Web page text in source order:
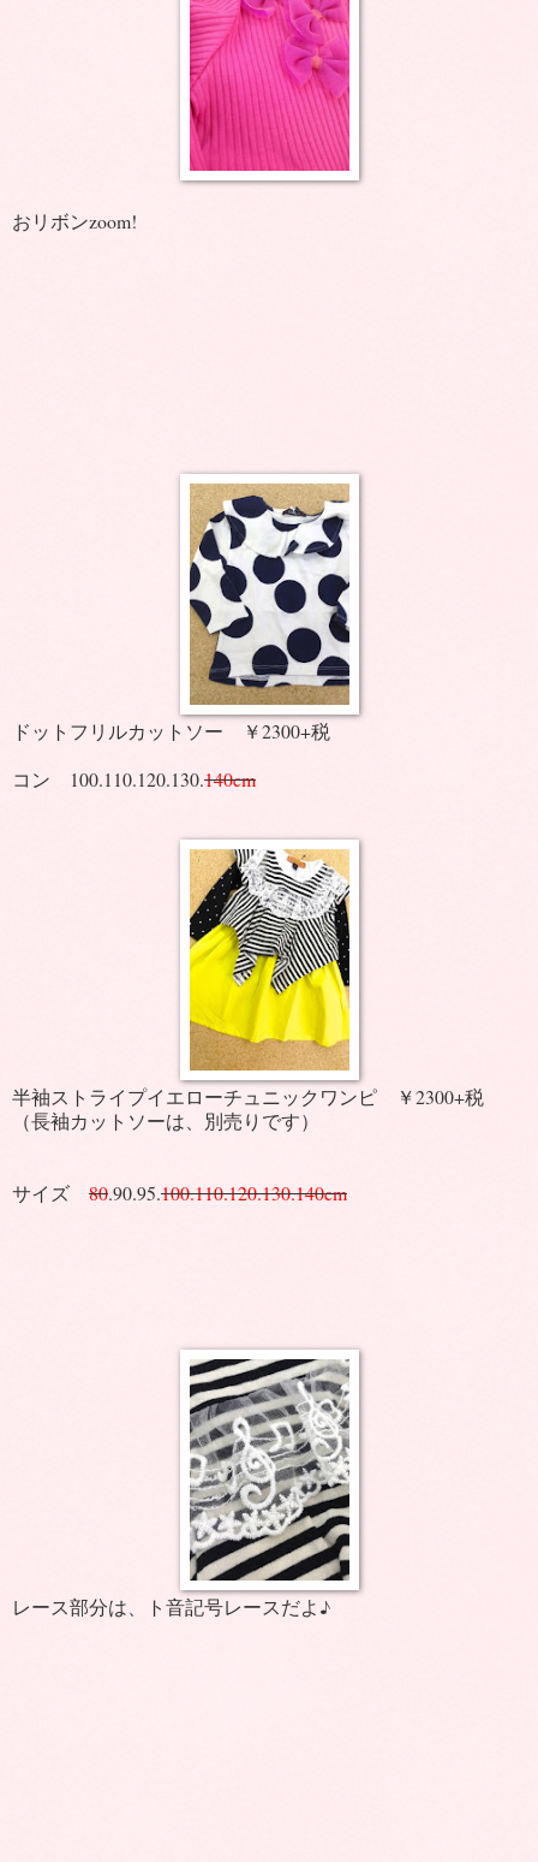
おリボンzoom!
ドットフリルカットソー ￥2300+税
コン 100.110.120.130.140cm
半袖ストライプイエローチュニックワンピ ￥2300+税
（長袖カットソーは、別売りです）
サイズ 80.90.95.100.110.120.130.140cm
レース部分は、ト音記号レースだよ♪